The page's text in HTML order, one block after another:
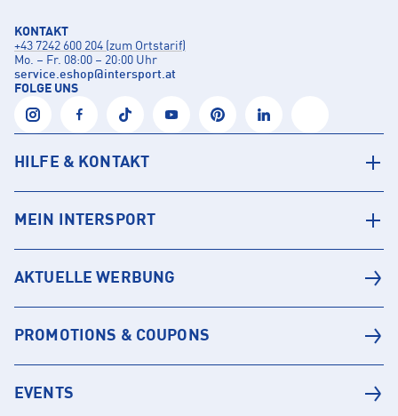
KONTAKT
+43 7242 600 204 (zum Ortstarif)
Mo. – Fr. 08:00 – 20:00 Uhr
service.eshop@intersport.at
FOLGE UNS
HILFE & KONTAKT
MEIN INTERSPORT
AKTUELLE WERBUNG
PROMOTIONS & COUPONS
EVENTS